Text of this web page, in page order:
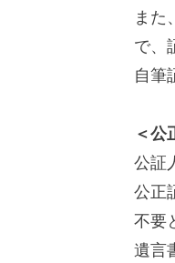
また
で、
自筆
＜公
公証
公正
不要
遺言